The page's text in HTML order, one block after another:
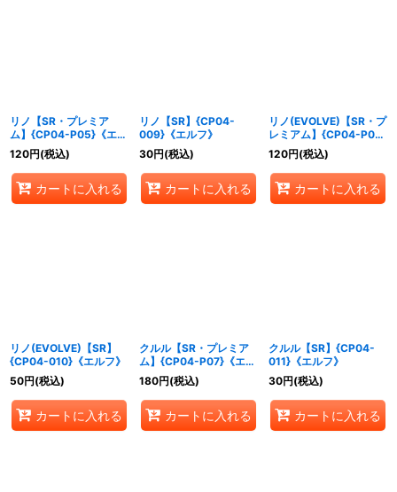
リノ【SR・プレミア
ム】{CP04-P05}《エル
フ》
120円(税込)
カートに入れる
リノ【SR】{CP04-
009}《エルフ》
30円(税込)
カートに入れる
リノ(EVOLVE)【SR・プ
レミアム】{CP04-P06}
《エルフ》
120円(税込)
カートに入れる
リノ(EVOLVE)【SR】
{CP04-010}《エルフ》
50円(税込)
カートに入れる
クルル【SR・プレミア
ム】{CP04-P07}《エル
フ》
180円(税込)
カートに入れる
クルル【SR】{CP04-
011}《エルフ》
30円(税込)
カートに入れる